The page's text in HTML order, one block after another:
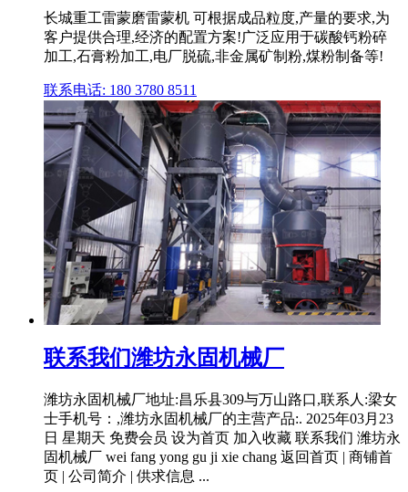
长城重工雷蒙磨雷蒙机 可根据成品粒度,产量的要求,为
客户提供合理,经济的配置方案!广泛应用于碳酸钙粉碎
加工,石膏粉加工,电厂脱硫,非金属矿制粉,煤粉制备等!
联系电话: 180 3780 8511
联系我们潍坊永固机械厂
潍坊永固机械厂地址:昌乐县309与万山路口,联系人:梁女
士手机号：,潍坊永固机械厂的主营产品:. 2025年03月23
日 星期天 免费会员 设为首页 加入收藏 联系我们 潍坊永
固机械厂 wei fang yong gu ji xie chang 返回首页 | 商铺首
页 | 公司简介 | 供求信息 ...